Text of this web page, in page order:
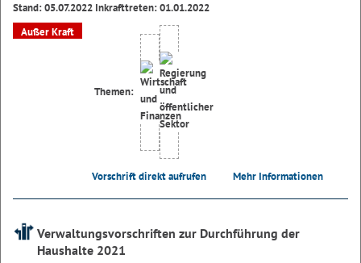
Stand: 05.07.2022 Inkrafttreten: 01.01.2022
Außer Kraft
Themen:
Vorschrift direkt aufrufen Mehr Informationen
Verwaltungsvorschriften zur Durchführung der
Haushalte 2021